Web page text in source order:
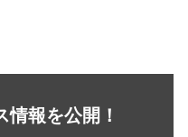
報を公開！